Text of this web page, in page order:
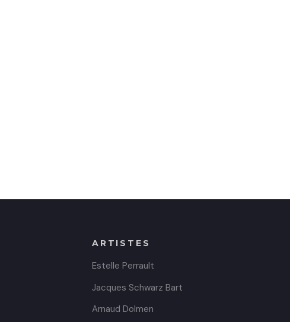
ARTISTES
Estelle Perrault
Jacques Schwarz Bart
Arnaud Dolmen